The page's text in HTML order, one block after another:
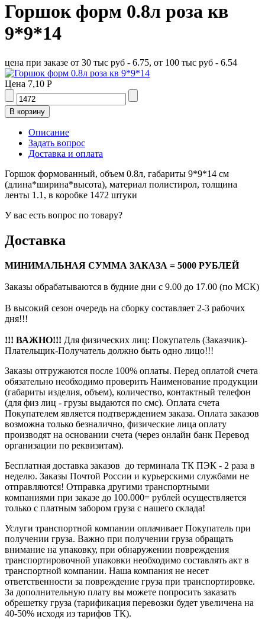
Горшок форм 0.8л роза кв
9*9*14
цена при заказе от 30 тыс руб - 6.75, от 100 тыс руб - 6.54
Цена 7,10 Р
Описание
Задать вопрос
Доставка и оплата
Горшок формованный, объем 0.8л, габариты 9*9*14 см
(длина*ширина*высота), материал полистирол, толщина
ленты 1.1, в коробке 1472 штуки
У вас есть вопрос по товару?
Доставка
МИНИМАЛЬНАЯ СУММА ЗАКАЗА = 5000 РУБЛЕЙ
Заказы обрабатываются в будние дни с 9.00 до 17.00 (по МСК)
В высокий сезон очередь на сборку составляет 2-3 рабочих
дня!!!
!!! ВАЖНО!!! Для физических лиц: Покупатель (Заказчик)-
Плательщик-Получатель должно быть одно лицо!!!
Заказы отгружаются после 100% оплаты. Перед оплатой счета
обязательно необходимо проверить Наименование продукции
(габариты изделия, объем), количество, контактный телефон
(для физ лиц - грузы выдаются по смс). Оплата счета
Покупателем является подтверждением заказа. Оплата заказов
возможна только безналично, физические лица оплату
производят на основании счета (через онлайн банк Перевод
организации по реквизитам).
Бесплатная доставка заказов до терминала ТК ПЭК - 2 раза в
неделю. Заказы Почтой России и курьерскими службами не
отправляются! Отправка другими транспортными
компаниями при заказе до 100.000= рублей осуществляется
только с платным забором груза с нашего склада!
Услуги транспортной компании оплачивает Покупатель при
получении груза. Важно при получении груза обращать
внимание на упаковку, при обнаружении повреждения
транспортировочной упаковки необходимо составлять акт в
транспортной компании. Наша компания не несет
ответственности за повреждение груза при транспортировке.
За дополнительную плату вы можете попросить заказать
обрешетку груза (тарификация перевозки будет увеличена на
40-50% исходя из тарифов ТК).